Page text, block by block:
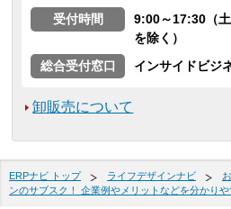
受付時間
9:00～17:30（
を除く）
総合受付窓口
インサイドビジ
卸販売について
ERPナビ トップ ライフデザインナビ
ンのサブスク！ 企業例やメリットなどを分かりや